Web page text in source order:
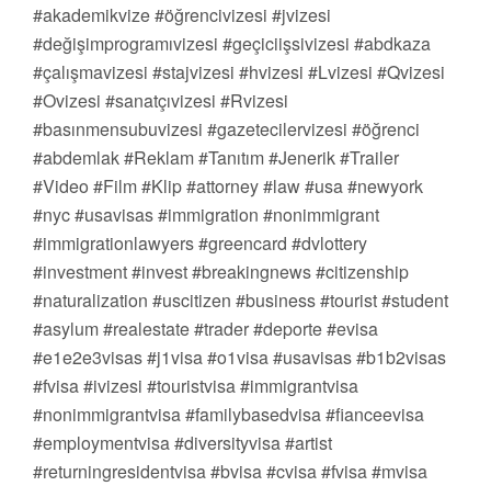
#akademikvize #öğrencivizesi #jvizesi
#değişimprogramıvizesi #geçiciişsivizesi #abdkaza
#çalışmavizesi #stajvizesi #hvizesi #Lvizesi #Qvizesi
#Ovizesi #sanatçıvizesi #Rvizesi
#basınmensubuvizesi #gazetecilervizesi #öğrenci
#abdemlak #Reklam #Tanıtım #Jenerik #Trailer
#Video #Film #Klip #attorney #law #usa #newyork
#nyc #usavisas #immigration #nonimmigrant
#immigrationlawyers #greencard #dvlottery
#investment #invest #breakingnews #citizenship
#naturalization #uscitizen #business #tourist #student
#asylum #realestate #trader #deporte #evisa
#e1e2e3visas #j1visa #o1visa #usavisas #b1b2visas
#fvisa #ivizesi #touristvisa #immigrantvisa
#nonimmigrantvisa #familybasedvisa #fianceevisa
#employmentvisa #diversityvisa #artist
#returningresidentvisa #bvisa #cvisa #fvisa #mvisa